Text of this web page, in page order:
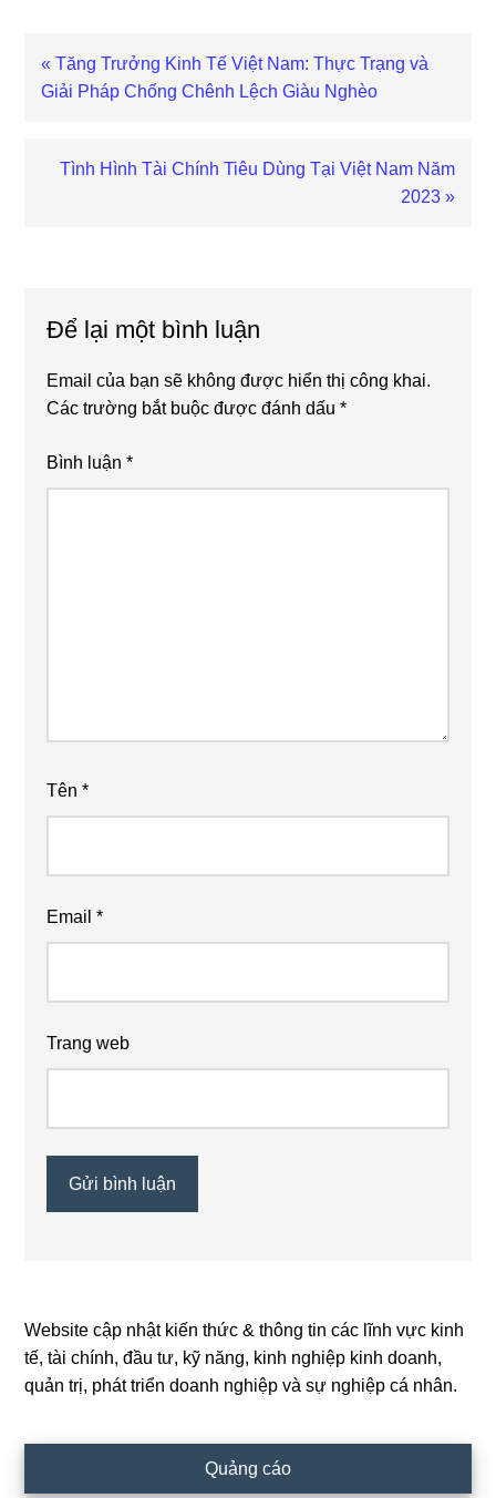
Previous
Post:
« Tăng Trưởng Kinh Tế Việt Nam: Thực Trạng và
Giải Pháp Chống Chênh Lệch Giàu Nghèo
Next
Tình Hình Tài Chính Tiêu Dùng Tại Việt Nam Năm
2023 »
Để lại một bình luận
Email của bạn sẽ không được hiển thị công khai.
Các trường bắt buộc được đánh dấu*
Bình luận*
Tên*
Email*
Trang web
Primary
Sidebar
Website cập nhật kiến thức & thông tin các lĩnh vực kinh
tế, tài chính, đầu tư, kỹ năng, kinh nghiệp kinh doanh,
quản trị, phát triển doanh nghiệp và sự nghiệp cá nhân.
Quảng cáo